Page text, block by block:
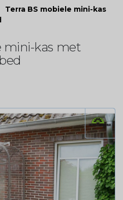
Terra BS mobiele mini-kas
mini-kas met